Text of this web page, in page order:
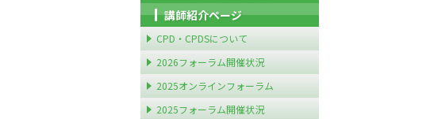
講師紹介ページ
CPD・CPDSについて
2026フォーラム開催状況
2025オンラインフォーラム
2025フォーラム開催状況